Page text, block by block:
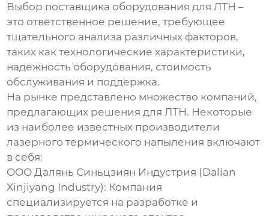
Выбор поставщика оборудования для ЛТН –
это ответственное решение, требующее
тщательного анализа различных факторов,
таких как технологические характеристики,
надежность оборудования, стоимость
обслуживания и поддержка.
На рынке представлено множество компаний,
предлагающих решения для ЛТН. Некоторые
из наиболее известных производители
лазерного термического напыления включают
в себя:
ООО Далянь Синьцзиян Индустрия (Dalian
Xinjiyang Industry): Компания
специализируется на разработке и